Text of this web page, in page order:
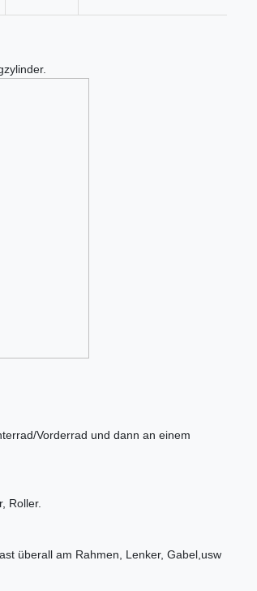
Vorderrad und dann an einem
Roller.
überall am Rahmen, Lenker, Gabel,usw